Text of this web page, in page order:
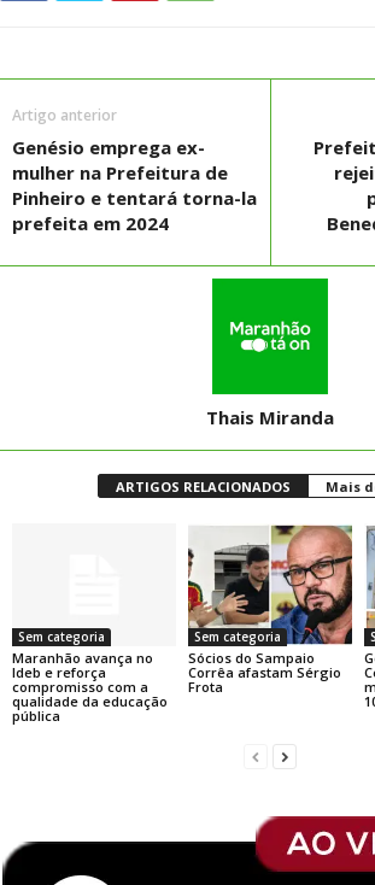
Artigo anterior
Genésio emprega ex-
mulher na Prefeitura de
Pinheiro e tentará torna-la
prefeita em 2024
Thais Miranda
ARTIGOS RELACIONADOS Mais
Sem categoria
Maranhão avança no
Ideb e reforça
compromisso com a
qualidade da educação
pública
Sem categoria
Sócios do Sampaio
Corrêa afastam Sérgio
Frota